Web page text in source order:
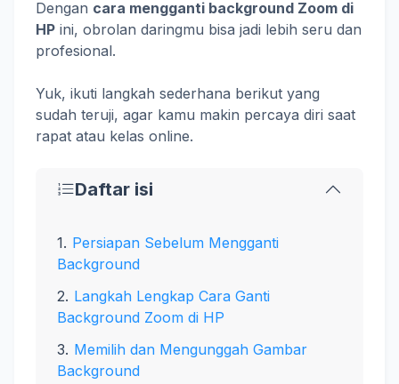
Dengan cara mengganti background Zoom di
HP ini, obrolan daringmu bisa jadi lebih seru dan
profesional.
Yuk, ikuti langkah sederhana berikut yang
sudah teruji, agar kamu makin percaya diri saat
rapat atau kelas online.
Daftar isi
Persiapan Sebelum Mengganti
Background
Langkah Lengkap Cara Ganti
Background Zoom di HP
Memilih dan Mengunggah Gambar
Background